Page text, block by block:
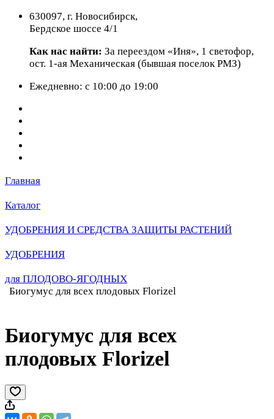
630097, г. Новосибирск,
Бердское шоссе 4/1
Как нас найти: За переездом «Иня», 1 светофор,
ост. 1-ая Механическая (бывшая поселок РМЗ)
Ежедневно: с 10:00 до 19:00
Главная
Каталог
УДОБРЕНИЯ И СРЕДСТВА ЗАЩИТЫ РАСТЕНИЙ
УДОБРЕНИЯ
для ПЛОДОВО-ЯГОДНЫХ
Биогумус для всех плодовых Florizel
Биогумус для всех
плодовых Florizel